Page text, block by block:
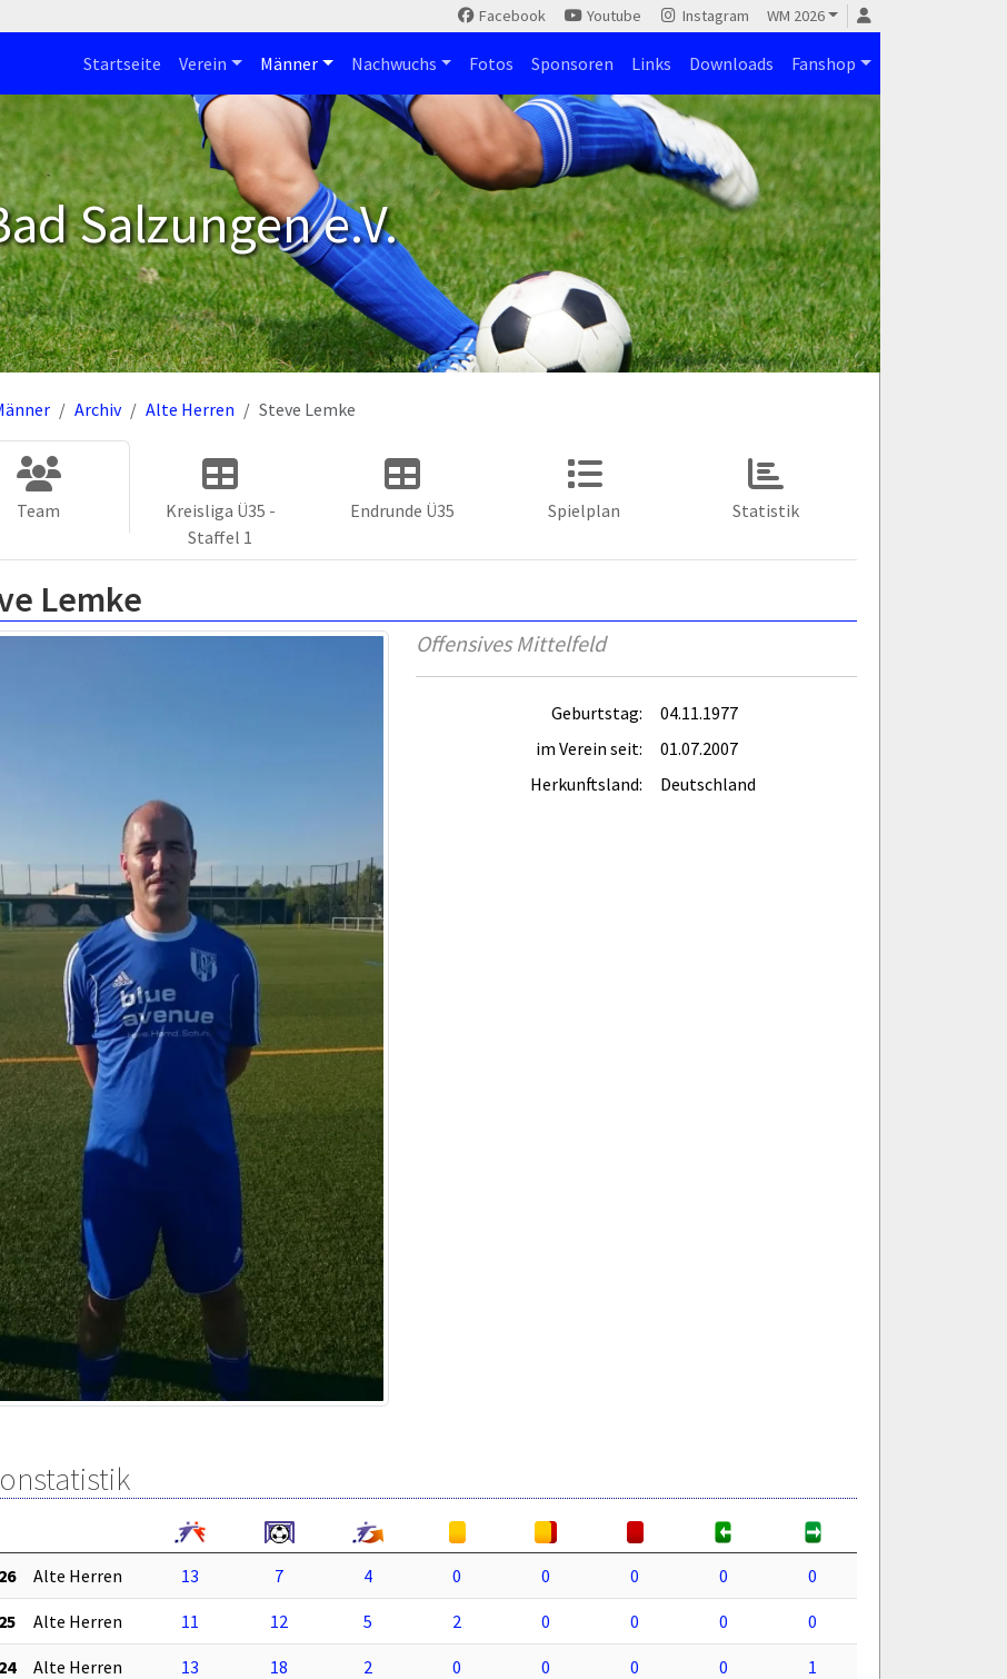
Facebook Youtube Instagram WM 2026
Startseite Verein Männer Nachwuchs Fotos Sponsoren Links Downloads Fanshop
Salzungen e.V.
Archiv Alte Herren Steve Lemke
Team
Kreisliga Ü35 -
Staffel 1
Endrunde Ü35 Spielplan Statistik
Lemke
Offensives Mittelfeld
Geburtstag:
04.11.1977
im Verein seit:
01.07.2007
Herkunftsland:
Deutschland
Alte Herren 13 7 4 0 0 0 0 0
Alte Herren 11 12 5 2 0 0 0 0
Alte Herren 13 18 2 0 0 0 0 1